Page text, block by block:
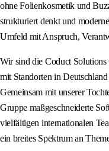
ohne Folienkosmetik und
strukturiert denkt und
Umfeld mit Anspruch,
Wir sind die Coduct
mit Standorten in
Gemeinsam mit unserer
Gruppe maßgeschneiderte
vielfältigen internationalen
ein breites Spektrum an